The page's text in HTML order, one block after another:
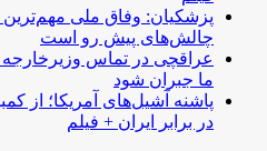
پزشکیان: وفاق ملی مهم‌ترین
چالش‌های پیش رو است
عراقچی در تماس وزیرخارجه
ما جبران شود
پاشنه آشیل‌های آمریکا؛ از
در برابر ایران + فیلم